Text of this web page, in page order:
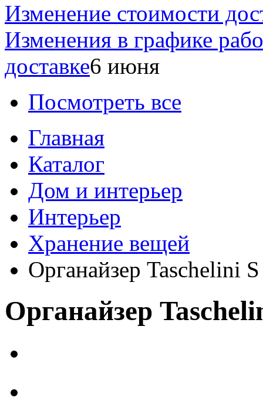
Изменение стоимости
Изменения в графике
доставке6 июня
Посмотреть все
Главная
Каталог
Дом и интерьер
Интерьер
Хранение вещей
Органайзер Taschelini
Органайзер